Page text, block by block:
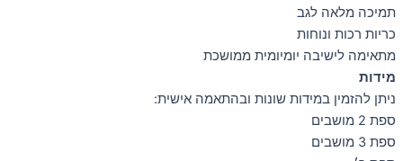
תמיכה מלאה לגב
כריות רכות ונוחות
מתאימה לישיבה יומיומית ממושכת
מידות
ניתן להזמין במידות שונות ובהתאמה אישית:
ספת 2 מושבים
ספת 3 מושבים